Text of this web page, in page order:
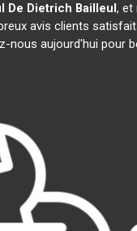
De Dietrich Bailleul, et
avis clients
nous aujourd'hui pour